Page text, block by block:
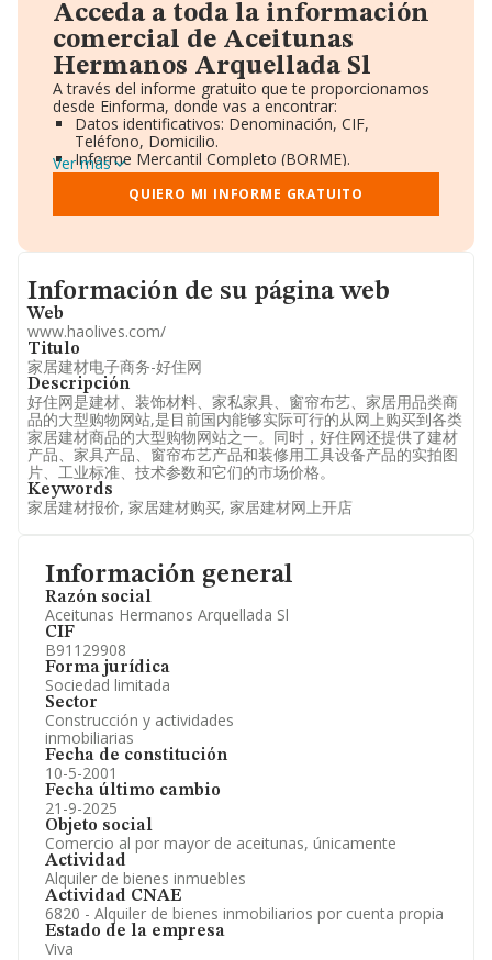
Información general
Razón social
Aceitunas Hermanos Arquellada Sl
CIF
B91129908
Forma jurídica
Sociedad limitada
Sector
Construcción y actividades
inmobiliarias
Fecha de constitución
10-5-2001
Fecha último cambio
21-9-2025
Objeto social
Comercio al por mayor de aceitunas, únicamente
Actividad
Alquiler de bienes inmuebles
Actividad CNAE
6820 - Alquiler de bienes inmobiliarios por cuenta propia
Estado de la empresa
Viva
Acceda a toda la información
comercial de Aceitunas
Hermanos Arquellada Sl
A través del informe gratuito que te proporcionamos
desde Einforma, donde vas a encontrar:
Datos identificativos: Denominación, CIF,
Teléfono, Domicilio.
Informe Mercantil Completo (BORME).
Gráficos de Evolución Ventas y Empleados.
Consejo de Administración y Administradores.
Directivos y Ejecutivos.
Información oficial y registral complementaria.
Ver más
QUIERO MI INFORME GRATUITO
Informacion de su página web
Información de su página web
Web
www.haolives.com/
Titulo
家居建材电子商务-好住网
Descripción
好住网是建材、装饰材料、家私家具、窗帘布艺、家居用品类商
品的大型购物网站,是目前国内能够实际可行的从网上购买到各类
家居建材商品的大型购物网站之一。同时，好住网还提供了建材
产品、家具产品、窗帘布艺产品和装修用工具设备产品的实拍图
片、工业标准、技术参数和它们的市场价格。
Keywords
家居建材报价, 家居建材购买, 家居建材网上开店